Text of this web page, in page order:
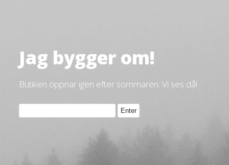
Jag bygger om!
Butiken öppnar igen efter sommaren. Vi ses då!